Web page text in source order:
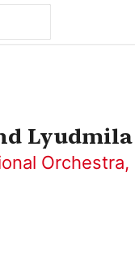
Lyudmila
Orchestra,